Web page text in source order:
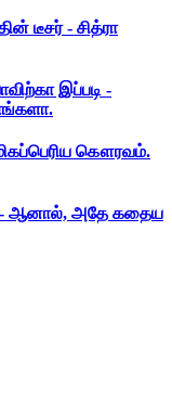
டீசர் - சித்ரா
இப்படி -
கௌரவம்.
- ஆனால், அதே கதைய